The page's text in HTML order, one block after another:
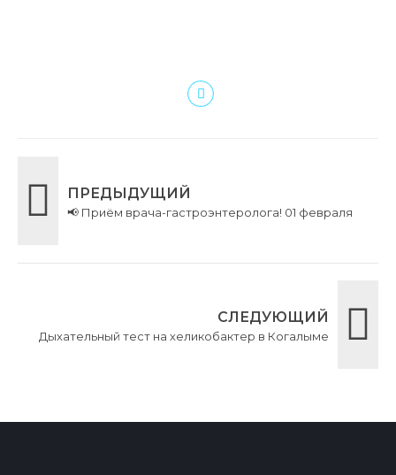
ПРЕДЫДУЩИЙ
📢 Приём врача-гастроэнтеролога! 01 февраля
СЛЕДУЮЩИЙ
Дыхательный тест на хеликобактер в Когалыме